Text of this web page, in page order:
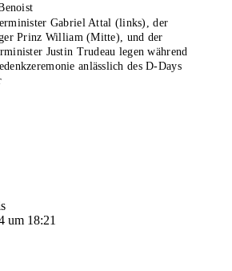
Gabriel Attal (links), der
Prinz William (Mitte), und der
Justin Trudeau legen während
anlässlich des D-Days
um 18:21